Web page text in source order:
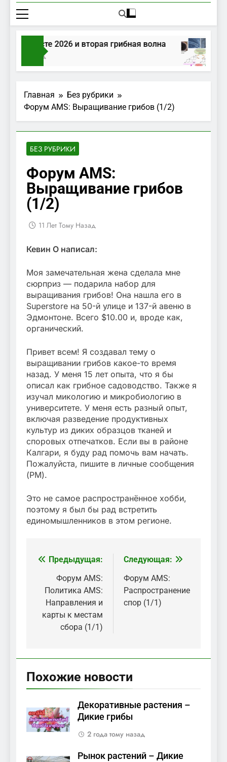
в августе 2026 и вторая грибная волна
Главная
Без рубрики
Форум AMS: Выращивание грибов (1/2)
БЕЗ РУБРИКИ
Форум AMS:
Выращивание грибов
(1/2)
11 Лет Тому Назад
Кевин О написал:
Моя замечательная жена сделала мне
сюрприз — подарила набор для
выращивания грибов! Она нашла его в
Superstore на 50-й улице и 137-й авеню в
Эдмонтоне. Всего $10.00 и, вроде как,
органический.
Привет всем! Я создавал тему о
выращивании грибов какое-то время
назад. У меня 15 лет опыта, что я бы
описал как грибное садоводство. Также я
изучал микологию и микробиологию в
университете. У меня есть разный опыт,
включая разведение продуктивных
культур из диких образцов тканей и
споровых отпечатков. Если вы в районе
Калгари, я буду рад помочь вам начать.
Пожалуйста, пишите в личные сообщения
(PM).
Это не самое распространённое хобби,
поэтому я был бы рад встретить
единомышленников в этом регионе.
Навигация
записям
Предыдущая:
Форум AMS:
Политика AMS:
Направления и
карты к местам
сбора (1/1)
Следующая:
Форум AMS:
Распространение
спор (1/1)
Похожие новости
Декоративные растения –
Дикие грибы
2 года тому назад
Рынок растений – Дикие